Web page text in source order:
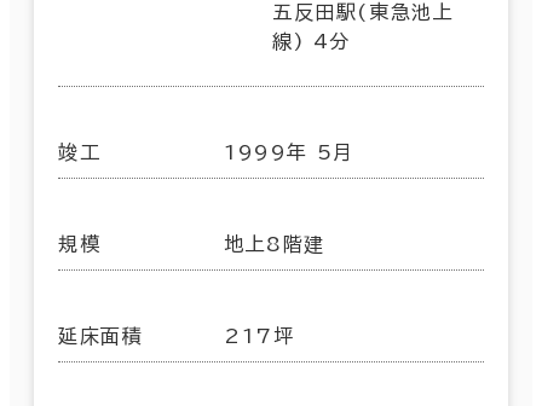
五反田駅(東急池上
線) 4分
竣工 1999年 5月
規模 地上8階建
延床面積 217坪